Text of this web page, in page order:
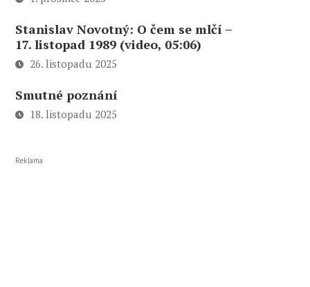
Stanislav Novotný: O čem se mlčí –
17. listopad 1989 (video, 05:06)
26. listopadu 2025
Smutné poznání
18. listopadu 2025
Reklama